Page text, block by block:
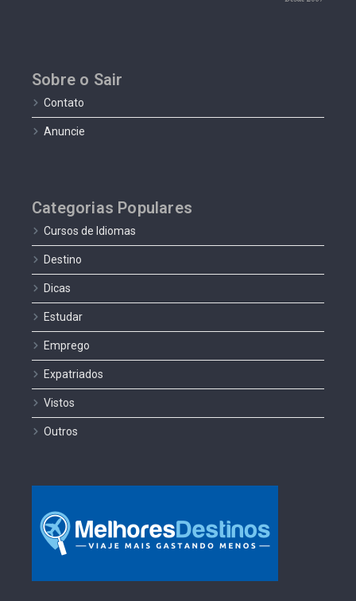
Sobre o Sair
Contato
Anuncie
Categorias Populares
Cursos de Idiomas
Destino
Dicas
Estudar
Emprego
Expatriados
Vistos
Outros